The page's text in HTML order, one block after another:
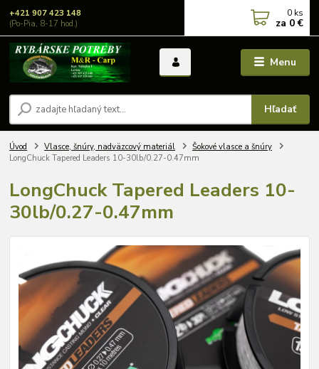
Menu
Hľadať
+421 907 423 148
(Po-Pia, 8-17 hod.)
0 ks
za 0 €
Úvod Vlasce, šnúry, nadväzcový materiál
Šokové vlasce a šnúry
LongChuck Tapered Leaders 10-30lb/0.27-0.47mm
LongChuck Tapered Leaders 10-
30lb/0.27-0.47mm